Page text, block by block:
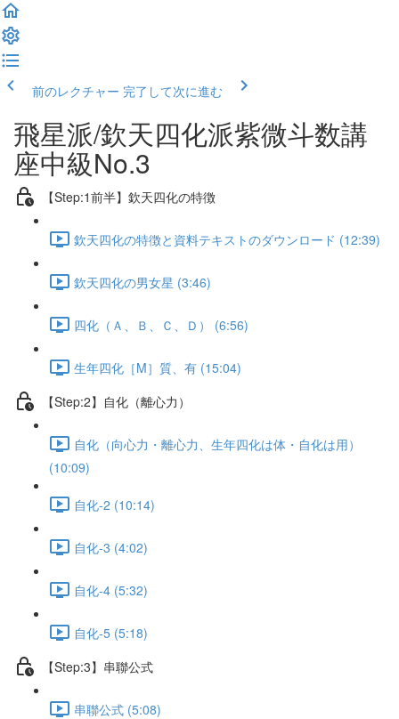
前のレクチャー 完了して次に進む
飛星派/欽天四化派紫微斗数講
座中級No.3
【Step:1前半】欽天四化の特徴
欽天四化の特徴と資料テキストのダウンロード (12:39)
欽天四化の男女星 (3:46)
四化（Ａ、Ｂ、Ｃ、Ｄ） (6:56)
生年四化［M］質、有 (15:04)
【Step:2】自化（離心力）
自化（向心力・離心力、生年四化は体・自化は用）
(10:09)
自化-2 (10:14)
自化-3 (4:02)
自化-4 (5:32)
自化-5 (5:18)
【Step:3】串聯公式
串聯公式 (5:08)